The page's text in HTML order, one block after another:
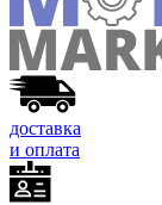
доставка
и оплата